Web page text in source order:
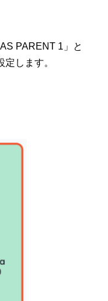
PARENT 1」と
定します。